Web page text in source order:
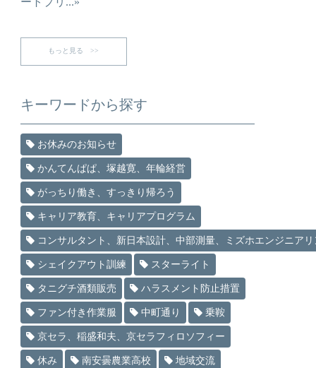
もっと見る >>
キーワードから探す
お休みのお知らせ
かんてんぱぱ、塚越寛、年輪経営
がっちり働き、すっきり帰ろう
キャリア教育、キャリアプログラム
コンサルタント、新日本設計、中部測量、ミズホエンジニアリ
シェイクアウト訓練 スターライト
タニグチ酒類販売 ハラスメント防止措置
ファン付き作業服 中町通り 乗鞍
京セラ、稲盛和夫、京セラフィロソフィー
休み 南安曇農業高校 地域交流